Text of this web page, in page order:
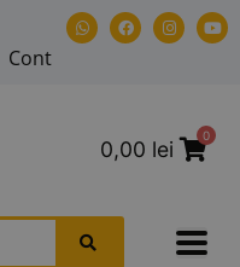
Cont
0,00 lei
0